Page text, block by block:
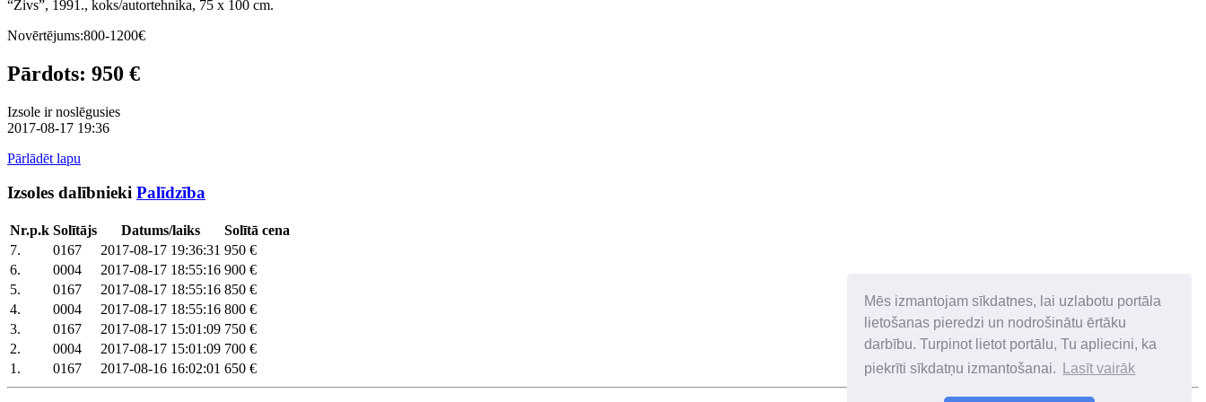
Mēs izmantojam sīkdatnes, lai uzlabotu portāla
lietošanas pieredzi un nodrošinātu ērtāku
darbību. Turpinot lietot portālu, Tu apliecini, ka
piekrīti sīkdatņu izmantošanai.
Lasīt vairāk
“Zivs”, 1991., koks/autortehnika, 75 x 100 cm.
Novērtējums:800-1200€
Pārdots: 950 €
Izsole ir noslēgusies
2017-08-17 19:36
Pārlādēt lapu
Izsoles dalībnieki Palīdzība
Nr.p.k Solītājs Datums/laiks
Solītā cena
7.
0167 2017-08-17 19:36:31 950 €
6.
0004 2017-08-17 18:55:16 900 €
5.
0167 2017-08-17 18:55:16 850 €
4.
0004 2017-08-17 18:55:16 800 €
3.
0167 2017-08-17 15:01:09 750 €
2.
0004 2017-08-17 15:01:09 700 €
1.
0167 2017-08-16 16:02:01 650 €